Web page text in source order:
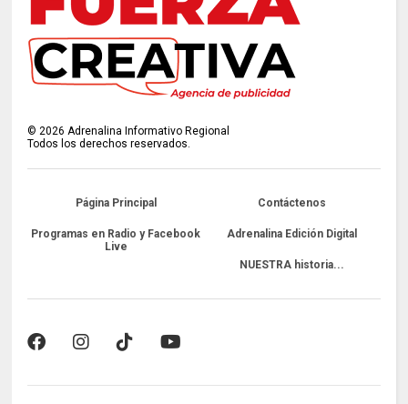
©2026 Adrenalina Informativo Regional
Todos los derechos reservados.
Página Principal Contáctenos
Programas en Radio y Facebook
Live
Adrenalina Edición Digital
NUESTRA historia...